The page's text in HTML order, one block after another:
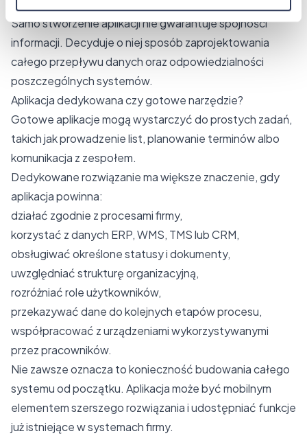
Samo stworzenie aplikacji nie gwarantuje spójności
informacji. Decyduje o niej sposób zaprojektowania
całego przepływu danych oraz odpowiedzialności
poszczególnych systemów.
Aplikacja dedykowana czy gotowe narzędzie?
Gotowe aplikacje mogą wystarczyć do prostych zadań,
takich jak prowadzenie list, planowanie terminów albo
komunikacja z zespołem.
Dedykowane rozwiązanie ma większe znaczenie, gdy
aplikacja powinna:
działać zgodnie z procesami firmy,
korzystać z danych ERP, WMS, TMS lub CRM,
obsługiwać określone statusy i dokumenty,
uwzględniać strukturę organizacyjną,
rozróżniać role użytkowników,
przekazywać dane do kolejnych etapów procesu,
współpracować z urządzeniami wykorzystywanymi
przez pracowników.
Nie zawsze oznacza to konieczność budowania całego
systemu od początku. Aplikacja może być mobilnym
elementem szerszego rozwiązania i udostępniać funkcje
już istniejące w systemach firmy.